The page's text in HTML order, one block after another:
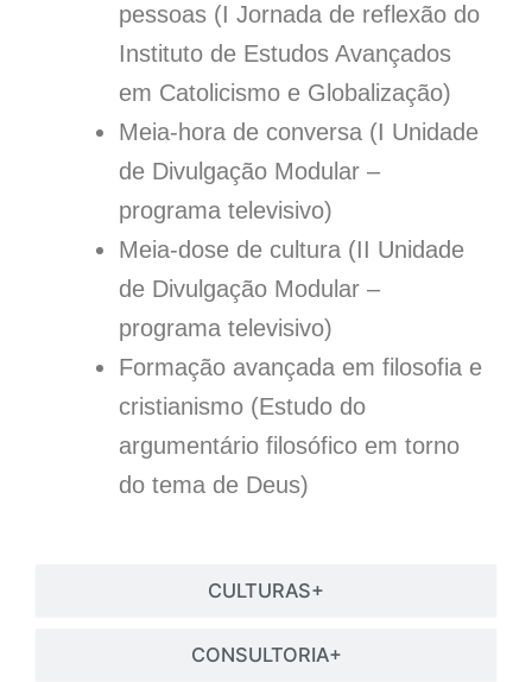
CULTURAS+
CONSULTORIA+
pessoas (I Jornada de reflexão do
Instituto de Estudos Avançados
em Catolicismo e Globalização)
Meia-hora de conversa (I Unidade
de Divulgação Modular –
programa televisivo)
Meia-dose de cultura (II Unidade
de Divulgação Modular –
programa televisivo)
Formação avançada em filosofia e
cristianismo (Estudo do
argumentário filosófico em torno
do tema de Deus)